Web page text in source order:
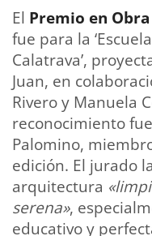
El Premio en
fue para la
Calatrava’,
Juan, en
Rivero y Manuela
reconocimiento
Palomino,
edición. El jurado
arquitectura
serena»,
educativo y